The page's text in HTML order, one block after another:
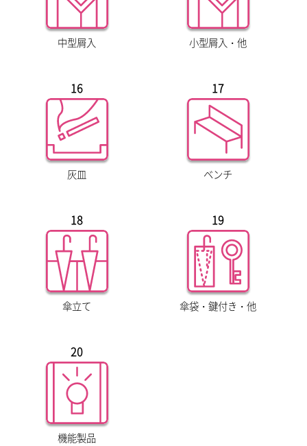
中型屑入 小型屑入・他
16
灰皿
17
ベンチ
18
傘立て
19
傘袋・鍵付き・他
20
機能製品